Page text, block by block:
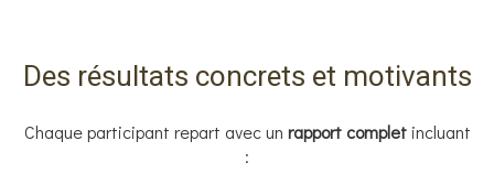
Des résultats concrets et motivants
Chaque participant repart avec un rapport completincluant
: